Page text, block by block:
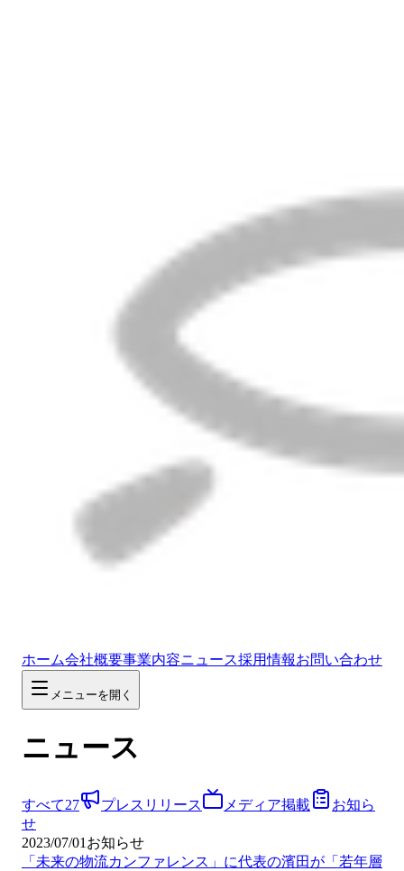
ホーム会社概要事業内容ニュース採用情報お問い合わせ
メニューを開く
ニュース
すべて27 プレスリリース メディア掲載
お知ら
せ
2023/07/01 お知らせ
「未来の物流カンファレンス」に代表の濱田が「若年層